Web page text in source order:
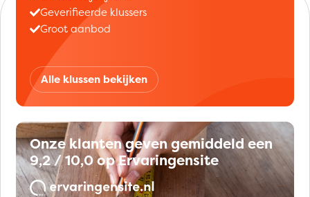
Geverifieerde klussers
Groot aanbod
Alle klussen bekijken
Onze klanten geven gemiddeld een
9,2 / 10,0 op Ervaringensite